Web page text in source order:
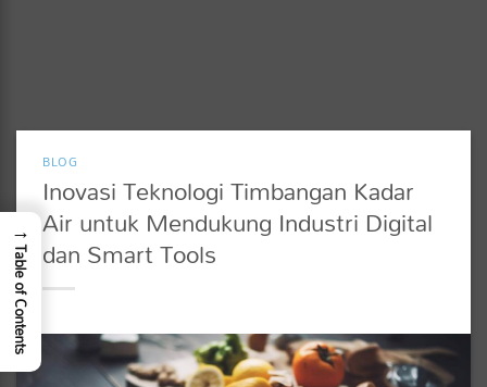
BLOG
Inovasi Teknologi Timbangan Kadar
Air untuk Mendukung Industri Digital
dan Smart Tools
→
Table of Contents